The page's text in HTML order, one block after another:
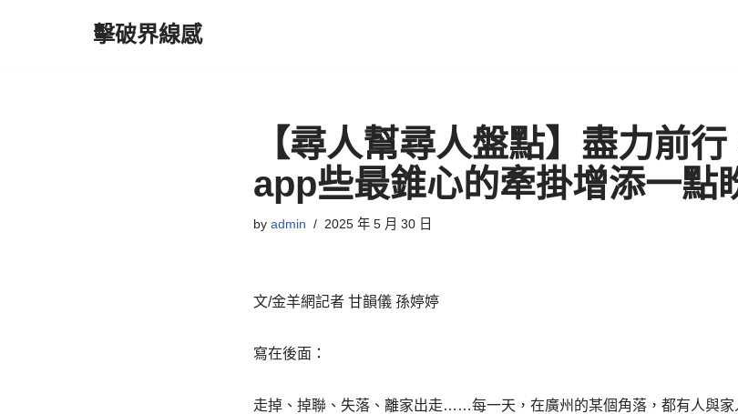
擊破界線感
【尋人幫尋人盤點】盡力前
app些最錐心的牽掛增添一點
by admin 2025 年 5 月 30 日
文/金羊網記者 甘韻儀 孫婷婷
寫在後面：
走掉、掉聯、失落、離家出走……每一天，在廣州的某個角落，都有人與